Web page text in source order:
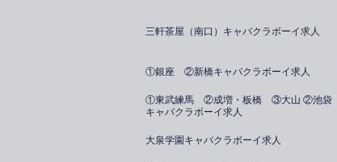
三軒茶屋（南口）キャバクラボーイ求人
①銀座 ②新橋キャバクラボーイ求人
①東武練馬 ②成増・板橋 ③大山 ②池袋
キャバクラボーイ求人
大泉学園キャバクラボーイ求人